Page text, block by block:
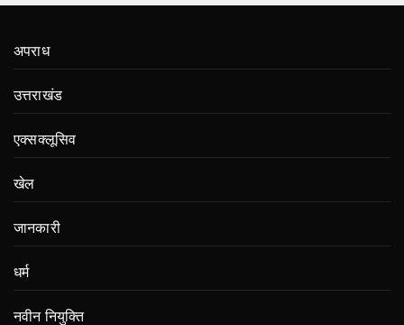
अपराध
उत्तराखंड
एक्सक्लूसिव
खेल
जानकारी
धर्म
नवीन नियुक्ति